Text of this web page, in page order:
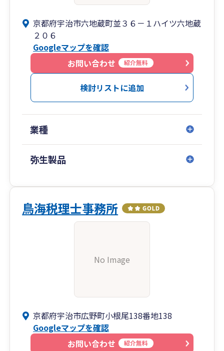
京都府宇治市六地蔵町並３６－１ハイツ六地蔵
２０６
Googleマップを確認
お問い合わせ
紹介無料
検討リストに追加
業種
弥生製品
鳥海税理士事務所
No Image
京都府宇治市広野町小根尾138番地138
Googleマップを確認
お問い合わせ
紹介無料